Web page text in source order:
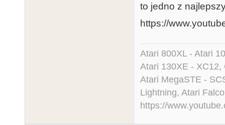
to jedno z
https://
Atari 800XL - Atari
Atari 130XE - XC12,
Atari MegaSTE -
Lightning, Atari
https://